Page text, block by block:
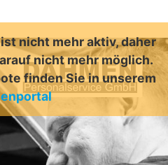
nicht mehr aktiv, daher
nicht mehr möglich.
finden Sie in unserem